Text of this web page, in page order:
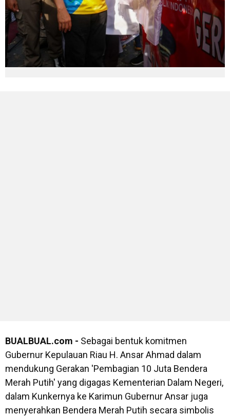
BUALBUAL.com - Sebagai bentuk komitmen
Gubernur Kepulauan Riau H. Ansar Ahmad dalam
mendukung Gerakan 'Pembagian 10 Juta Bendera
Merah Putih' yang digagas Kementerian Dalam Negeri,
dalam Kunkernya ke Karimun Gubernur Ansar juga
menyerahkan Bendera Merah Putih secara simbolis